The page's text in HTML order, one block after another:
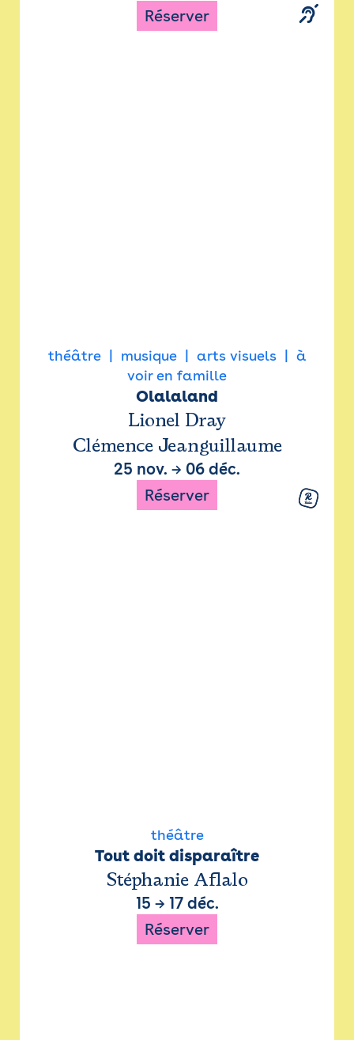
Réserver
théâtre musique arts visuels
à
voir en famille
Olalaland
Lionel Dray
Clémence Jeanguillaume
25 nov. → 06 déc.
Réserver
théâtre
Tout doit disparaître
Stéphanie Aflalo
15 → 17 déc.
Réserver